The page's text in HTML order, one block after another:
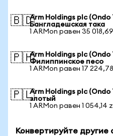
🇧🇩Arm Holdings plc (Ondo
Бангладешская така
1 ARMon равен 35 018,69
🇵🇭Arm Holdings plc (Ondo
Филиппинское песо
1 ARMon равен 17
🇵🇱Arm Holdings plc (Ondo
злотый
1 ARMon равен 1 054,14
Конвертируйте другие